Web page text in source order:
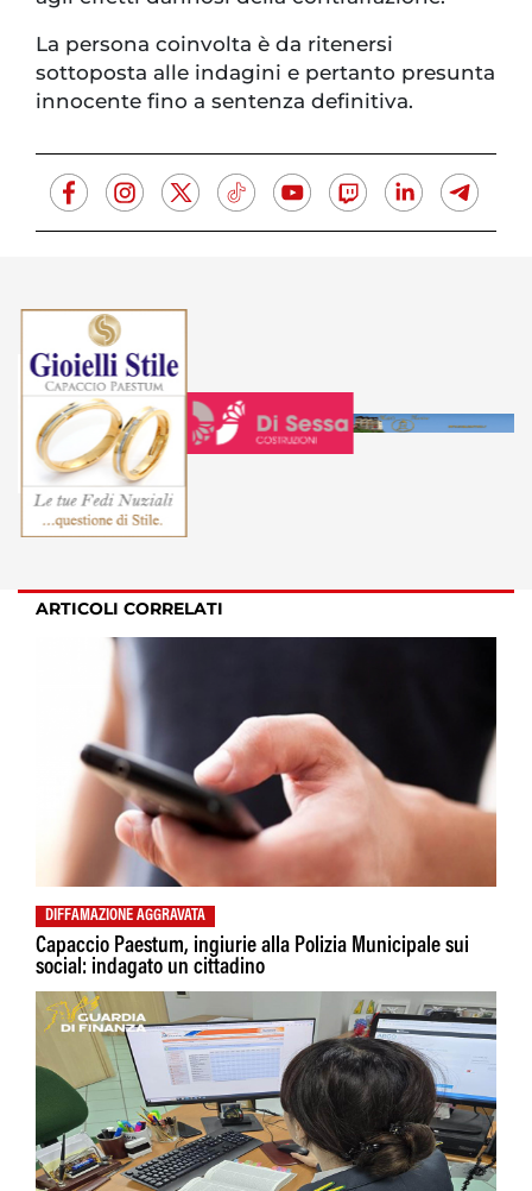
La persona coinvolta è da ritenersi
sottoposta alle indagini e pertanto presunta
innocente fino a sentenza definitiva.
ARTICOLI CORRELATI
DIFFAMAZIONE AGGRAVATA
Capaccio Paestum, ingiurie alla Polizia Municipale sui
social: indagato un cittadino